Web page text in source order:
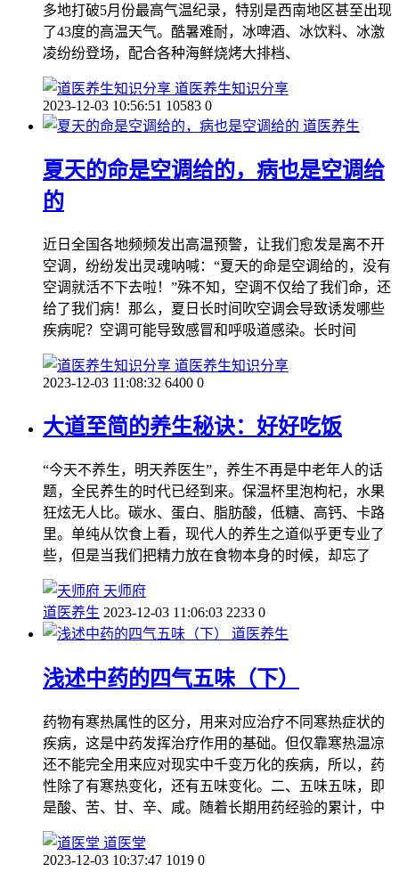
多地打破5月份最高气温纪录，特别是西南地区甚至出现
了43度的高温天气。酷暑难耐，冰啤酒、冰饮料、冰激
凌纷纷登场，配合各种海鲜烧烤大排档、
道医养生知识分享
2023-12-03 10:56:51 10583 0
道医养生
夏天的命是空调给的，病也是空调给
的
近日全国各地频频发出高温预警，让我们愈发是离不开
空调，纷纷发出灵魂呐喊：“夏天的命是空调给的，没有
空调就活不下去啦！”殊不知，空调不仅给了我们命，还
给了我们病！那么，夏日长时间吹空调会导致诱发哪些
疾病呢？空调可能导致感冒和呼吸道感染。长时间
道医养生知识分享
2023-12-03 11:08:32 6400 0
大道至简的养生秘诀：好好吃饭
“今天不养生，明天养医生”，养生不再是中老年人的话
题，全民养生的时代已经到来。保温杯里泡枸杞，水果
狂炫无人比。碳水、蛋白、脂肪酸，低糖、高钙、卡路
里。单纯从饮食上看，现代人的养生之道似乎更专业了
些，但是当我们把精力放在食物本身的时候，却忘了
天师府
道医养生 2023-12-03 11:06:03 2233 0
道医养生
浅述中药的四气五味（下）
药物有寒热属性的区分，用来对应治疗不同寒热症状的
疾病，这是中药发挥治疗作用的基础。但仅靠寒热温凉
还不能完全用来应对现实中千变万化的疾病，所以，药
性除了有寒热变化，还有五味变化。二、五味五味，即
是酸、苦、甘、辛、咸。随着长期用药经验的累计，中
道医堂
2023-12-03 10:37:47 1019 0